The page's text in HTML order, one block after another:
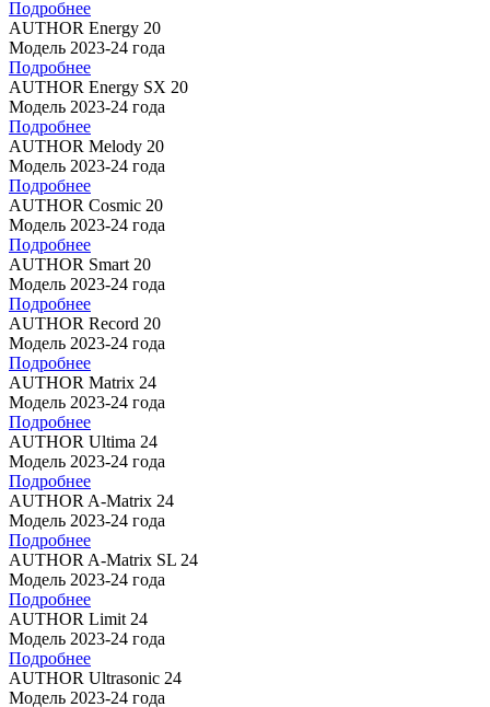
Подробнее
AUTHOR Energy 20
Модель 2023-24 года
Подробнее
AUTHOR Energy SX 20
Модель 2023-24 года
Подробнее
AUTHOR Melody 20
Модель 2023-24 года
Подробнее
AUTHOR Cosmic 20
Модель 2023-24 года
Подробнее
AUTHOR Smart 20
Модель 2023-24 года
Подробнее
AUTHOR Record 20
Модель 2023-24 года
Подробнее
AUTHOR Matrix 24
Модель 2023-24 года
Подробнее
AUTHOR Ultima 24
Модель 2023-24 года
Подробнее
AUTHOR A-Matrix 24
Модель 2023-24 года
Подробнее
AUTHOR A-Matrix SL 24
Модель 2023-24 года
Подробнее
AUTHOR Limit 24
Модель 2023-24 года
Подробнее
AUTHOR Ultrasonic 24
Модель 2023-24 года